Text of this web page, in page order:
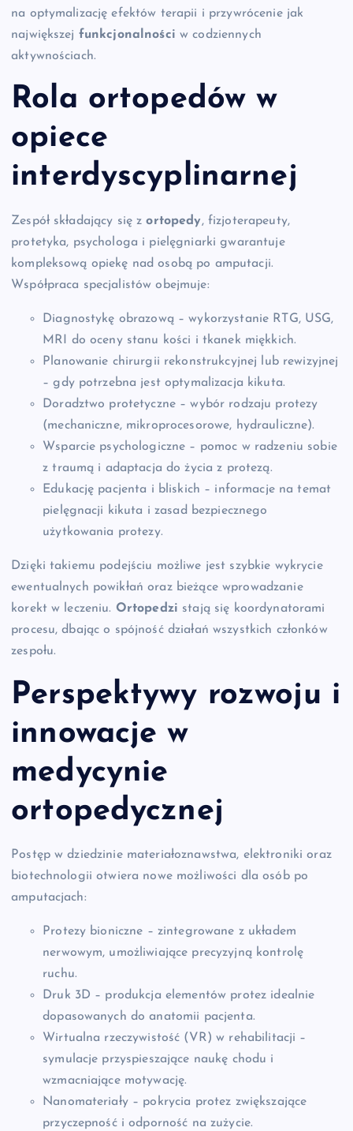
na optymalizację efektów terapii i przywrócenie jak
największej funkcjonalności w codziennych
aktywnościach.
Rola ortopedów w
opiece
interdyscyplinarnej
Zespół składający się zortopedy, fizjoterapeuty,
protetyka, psychologa i pielęgniarki gwarantuje
kompleksową opiekę nad osobą po amputacji.
Współpraca specjalistów obejmuje:
Diagnostykę obrazową – wykorzystanie RTG, USG,
MRI do oceny stanu kości i tkanek miękkich.
Planowanie chirurgii rekonstrukcyjnej lub rewizyjnej
– gdy potrzebna jest optymalizacja kikuta.
Doradztwo protetyczne – wybór rodzaju protezy
(mechaniczne, mikroprocesorowe, hydrauliczne).
Wsparcie psychologiczne – pomoc w radzeniu sobie
z traumą i adaptacja do życia z protezą.
Edukację pacjenta i bliskich – informacje na temat
pielęgnacji kikuta i zasad bezpiecznego
użytkowania protezy.
Dzięki takiemu podejściu możliwe jest szybkie wykrycie
ewentualnych powikłań oraz bieżące wprowadzanie
korekt w leczeniu. Ortopedzi stają się koordynatorami
procesu, dbając o spójność działań wszystkich członków
zespołu.
Perspektywy rozwoju i
innowacje w
medycynie
ortopedycznej
Postęp w dziedzinie materiałoznawstwa, elektroniki oraz
biotechnologii otwiera nowe możliwości dla osób po
amputacjach:
Protezy bioniczne – zintegrowane z układem
nerwowym, umożliwiające precyzyjną kontrolę
ruchu.
Druk 3D – produkcja elementów protez idealnie
dopasowanych do anatomii pacjenta.
Wirtualna rzeczywistość (VR) w rehabilitacji –
symulacje przyspieszające naukę chodu i
wzmacniające motywację.
Nanomateriały – pokrycia protez zwiększające
przyczepność i odporność na zużycie.